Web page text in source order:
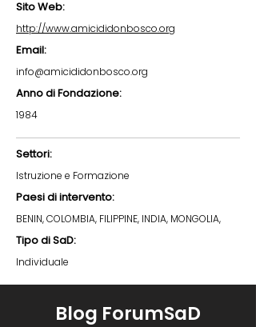
Sito Web:
http://www.amicididonbosco.org
Email:
info@amicididonbosco.org
Anno di Fondazione:
1984
Settori:
Istruzione e Formazione
Paesi di intervento:
BENIN, COLOMBIA, FILIPPINE, INDIA, MONGOLIA,
Tipo di SaD:
Individuale
Blog ForumSaD